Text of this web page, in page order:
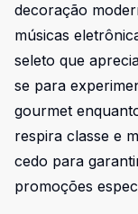
decoração
músicas
seleto que
se para
gourmet
respira classe e
cedo para
promoções